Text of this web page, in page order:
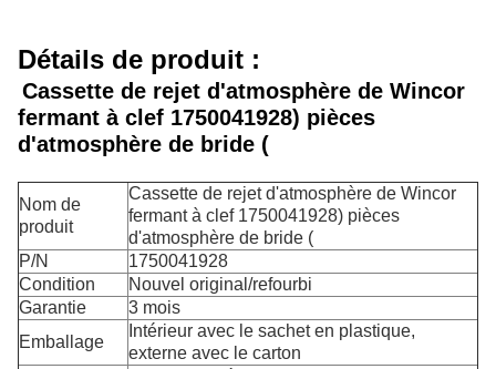
Détails de produit :
Cassette de rejet d'atmosphère de Wincor
fermant à clef 1750041928) pièces
d'atmosphère de bride (
Nom de
produit
Cassette de rejet d'atmosphère de Wincor
fermant à clef 1750041928) pièces
d'atmosphère de bride (
P/N
1750041928
Condition
Nouvel original/refourbi
Garantie
3 mois
Emballage
Intérieur avec le sachet en plastique,
externe avec le carton